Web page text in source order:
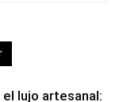
lujo artesanal: